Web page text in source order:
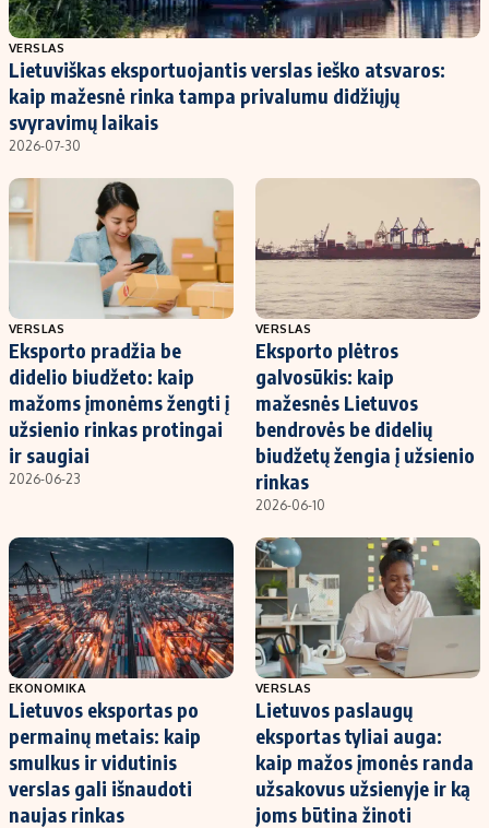
Populiarios temos
Investavimas
Akcijų rinka
Saulės elektrinės
Kriptovaliutos
Infliacija
Migracija
Titulinis
Nedarbo išmokos skaičiuoklė
Būsto finansai
Įdomios naujienos
Redakcija
Apie mus
Redakcijos politika
Privatumo politika
Turinio žymėjimo taisyklės
Indėlių palūkanos
VERSLAS
Lietuviškas eksportuojantis verslas ieško atsvaros:
kaip mažesnė rinka tampa privalumu didžiųjų
svyravimų laikais
2026-07-30
VERSLAS
Eksporto pradžia be
didelio biudžeto: kaip
mažoms įmonėms žengti į
užsienio rinkas protingai
ir saugiai
2026-06-23
VERSLAS
Eksporto plėtros
galvosūkis: kaip
mažesnės Lietuvos
bendrovės be didelių
biudžetų žengia į užsienio
rinkas
2026-06-10
EKONOMIKA
Lietuvos eksportas po
permainų metais: kaip
smulkus ir vidutinis
verslas gali išnaudoti
naujas rinkas
VERSLAS
Lietuvos paslaugų
eksportas tyliai auga:
kaip mažos įmonės randa
užsakovus užsienyje ir ką
joms būtina žinoti